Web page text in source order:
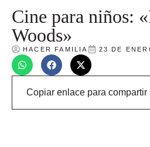
Cine para niños:
Woods»
HACER FAMILIA 23 DE
Copiar enlace para compartir